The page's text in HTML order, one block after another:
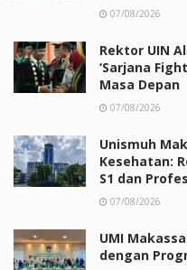
07/08/2026
Rektor UIN
‘Sarjana
Masa Depan
07/08/2026
Unismuh
Kesehatan:
S1 dan
07/08/2026
UMI
dengan